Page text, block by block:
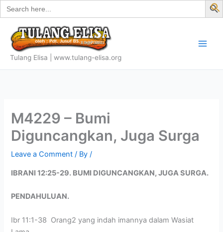
Search
for:
Skip
to
content
Tulang Elisa | www.tulang-elisa.org
M4229 – Bumi
Diguncangkan, Juga Surga
Leave a Comment / By/
IBRANI 12:25-29. BUMI DIGUNCANGKAN, JUGA SURGA.
PENDAHULUAN.
Ibr 11:1-38 Orang2 yang indah imannya dalam Wasiat